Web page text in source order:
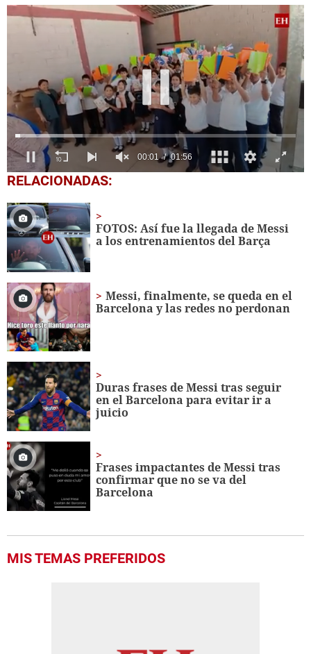
0
seconds
1
minute,
56
seconds
RELACIONADAS:
FOTOS: Así fue la llegada de Messi
a los entrenamientos del Barça
Messi, finalmente, se queda en el
Barcelona y las redes no perdonan
Duras frases de Messi tras seguir
en el Barcelona para evitar ir a
juicio
Frases impactantes de Messi tras
confirmar que no se va del
Barcelona
MIS TEMAS PREFERIDOS